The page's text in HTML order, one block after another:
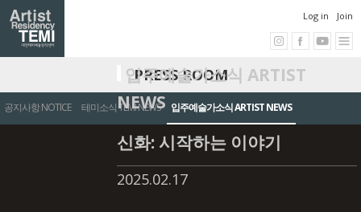
Log in Join
PRESS ROOM
공지사항 NOTICE 테미소식 TEMI NEWS 입주예술가소식 ARTIST NEWS
입주예술가소식 ARTIST
NEWS
신화: 시작하는 이야기
2025.02.17